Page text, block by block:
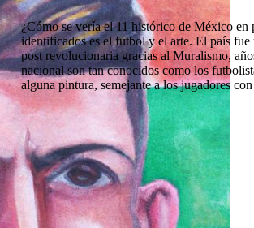
¿Cómo se vería el 11 histórico de México en
identificados es el futbol y el arte. El país
post revolucionaria gracias al Muralismo,
nacional son tan conocidos como los
alguna pintura, semejante a los jugadores